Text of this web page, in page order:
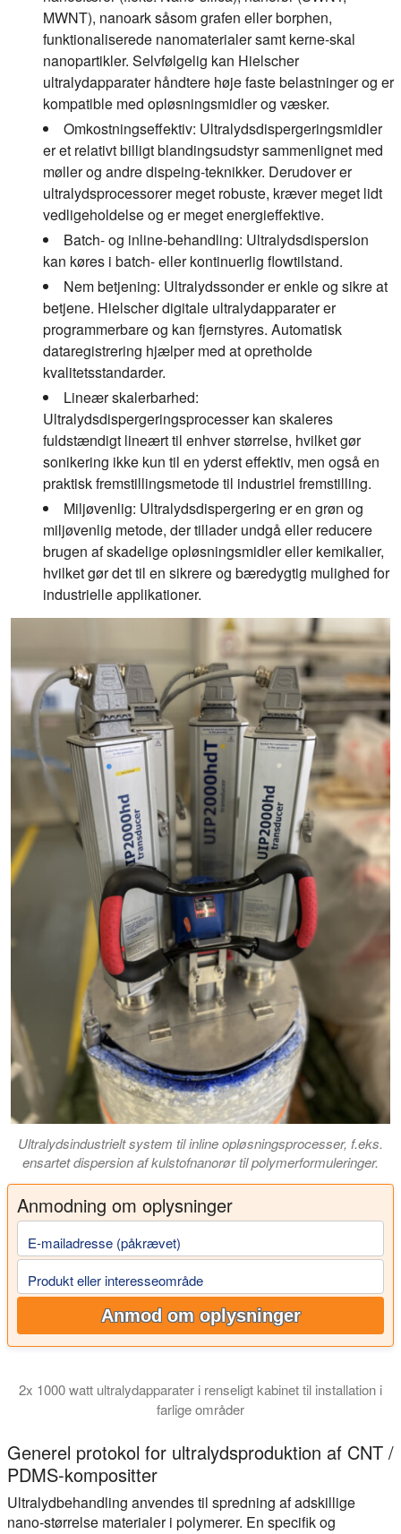
MWNT), nanoark såsom grafen eller borphen,
funktionaliserede nanomaterialer samt kerne-skal
nanopartikler. Selvfølgelig kan Hielscher
ultralydapparater håndtere høje faste belastninger og er
kompatible med opløsningsmidler og væsker.
Omkostningseffektiv: Ultralydsdispergeringsmidler
er et relativt billigt blandingsudstyr sammenlignet med
møller og andre dispeing-teknikker. Derudover er
ultralydsprocessorer meget robuste, kræver meget lidt
vedligeholdelse og er meget energieffektive.
Batch- og inline-behandling: Ultralydsdispersion
kan køres i batch- eller kontinuerlig flowtilstand.
Nem betjening: Ultralydssonder er enkle og sikre at
betjene. Hielscher digitale ultralydapparater er
programmerbare og kan fjernstyres. Automatisk
dataregistrering hjælper med at opretholde
kvalitetsstandarder.
Lineær skalerbarhed:
Ultralydsdispergeringsprocesser kan skaleres
fuldstændigt lineært til enhver størrelse, hvilket gør
sonikering ikke kun til en yderst effektiv, men også en
praktisk fremstillingsmetode til industriel fremstilling.
Miljøvenlig: Ultralydsdispergering er en grøn og
miljøvenlig metode, der tillader undgå eller reducere
brugen af skadelige opløsningsmidler eller kemikalier,
hvilket gør det til en sikrere og bæredygtig mulighed for
industrielle applikationer.
Ultralydsindustrielt system til inline opløsningsprocesser, f.eks.
ensartet dispersion af kulstofnanorør til polymerformuleringer.
Anmodning om oplysninger
E-mailadresse (påkrævet)
Produkt eller interesseområde
Anmod om oplysninger
2x 1000 watt ultralydapparater i renseligt kabinet til installation i
farlige områder
Generel protokol for ultralydsproduktion af CNT /
PDMS-kompositter
Ultralydbehandling anvendes til spredning af adskillige
nano-størrelse materialer i polymerer. En specifik og